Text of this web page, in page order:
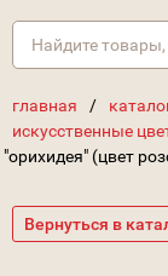
главная /
искусственные
"орихидея" (цвет
Вернуться в